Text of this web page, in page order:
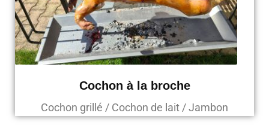
Cochon à la broche
Cochon grillé / Cochon de lait / Jambon